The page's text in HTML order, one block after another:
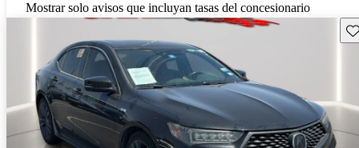
Mostrar solo avisos que incluyan tasas del concesionario